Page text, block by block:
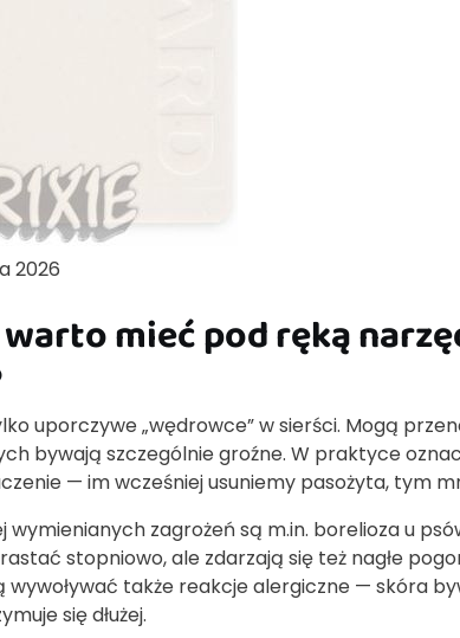
2026
mieć pod ręką
uporczywe „wędrowce” w sierści. Mogą
bywają szczególnie groźne. W praktyce
— im wcześniej usuniemy pasożyta, tym
wymienianych zagrożeń są m.in. borelioza u
stopniowo, ale zdarzają się też nagłe
wywoływać także reakcje alergiczne — skóra
się dłużej.